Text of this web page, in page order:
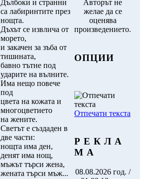
Дълбоки и странни
са лабиринтите през
нощта.
Дъхът се извлича от
морето,
и закачен за зъба от
тишината,
бавно тътне под
ударите на вълните.
Има нещо повече
под
цвета на кожата и
многоцветието
на жените.
Светът е създаден в
две части:
нощта има ден,
денят има нощ,
мъжът търси жена,
жената търси мъж...
Авторът не
желае да се
оценява
произведението.
ОПЦИИ
Отпечати текста
Р Е К Л А
М А
08.08.2026 год. /